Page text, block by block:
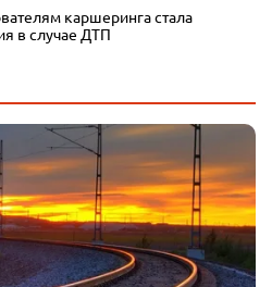
каршеринга стала
в случае ДТП